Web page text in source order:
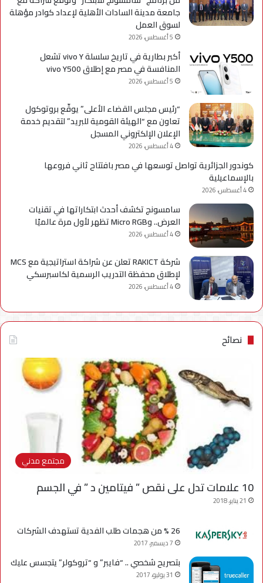
جامعة مدينة السادات الأهلية لإعداد كوادر مؤهلة
لسوق العمل
5 أغسطس، 2026
أكبر بطارية في تاريخ سلسلة vivo Y تشعل
المنافسة في مصر مع إطلاق vivo Y500
5 أغسطس، 2026
“رئيس مجلس القضاء الأعلى” يوقّع بروتوكول
تعاون مع “الهيئة القومية للبريد” لتقديم خدمة
الإعلان الإلكتروني المسجل
4 أغسطس، 2026
كوندور الجزائرية تواصل توسعها في مصر بافتتاح ثاني فروعها
بالإسماعيلية
4 أغسطس، 2026
سامسونج تكشف أحدث ابتكاراتها في تقنيات
العرض.. وMicro RGB تظهر لأول مرة عالميًا
4 أغسطس، 2026
شركة RAKICT تعلن عن شراكة استراتيجية مع MCS
لإطلاق محفظة التدريب الرسمية لكاسبرسكي
4 أغسطس، 2026
نصائح
مجتمع مدني
10 علامات تدل على نقص ” فيتامين د ” في الجسم
21 يناير، 2018
26 % من هجمات طلب الفدية تستهدف الشركات
7 ديسمبر، 2017
بتصريح شخصي .. “فايبر” و “تروكولر” يتجسس عليك
31 يوليو، 2017